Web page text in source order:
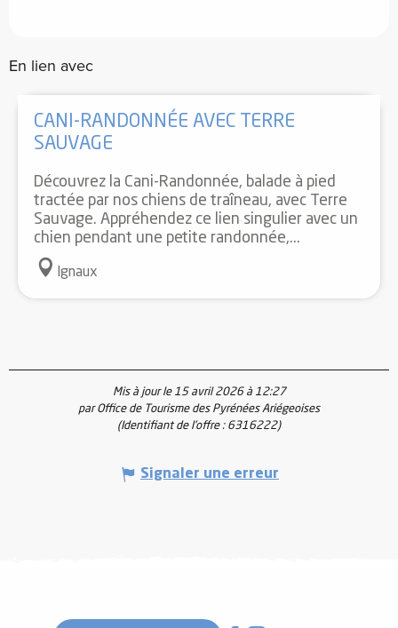
En lien avec
CANI-RANDONNÉE AVEC TERRE
SAUVAGE
Découvrez la Cani-Randonnée, balade à pied
tractée par nos chiens de traîneau, avec Terre
Sauvage. Appréhendez ce lien singulier avec un
chien pendant une petite randonnée,...
Ignaux
Mis à jour le 15 avril 2026 à 12:27
par Office de Tourisme des Pyrénées Ariégeoises
(Identifiant de l'offre : 6316222)
Signaler une erreur